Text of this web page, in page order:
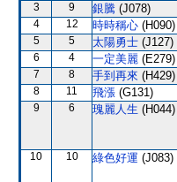
3 9 銀騰 (J078)
4 12 時時稱心 (H090)
5 5 太陽勇士 (J127)
6 4 一定美麗 (E279)
7 8 手到再來 (H429)
8 11 飛漲 (G131)
9 6 瑰麗人生 (H044)
10 10 綠色好運 (J083)